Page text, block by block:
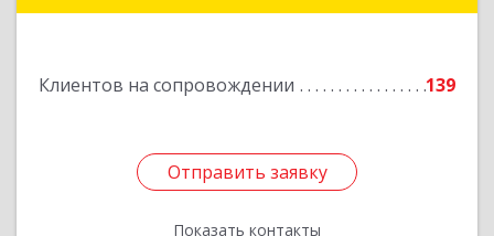
Клиентов на сопровождении 139
Отправить заявку
Показать контакты
Подробнее
Отправить заявку
Назад